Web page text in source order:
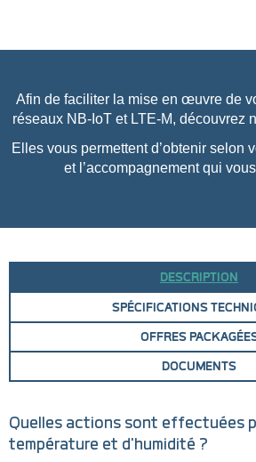
Afin de faciliter la mise en œuvre de
réseaux NB-IoT et LTE-M, découvrez
Elles vous permettent d’obtenir selon
et l’accompagnement qui
DESCRIPTION
SPÉCIFICATIONS
OFFRES
DOCUMENTS
Quelles actions sont effectuées
température et d'humidité ?